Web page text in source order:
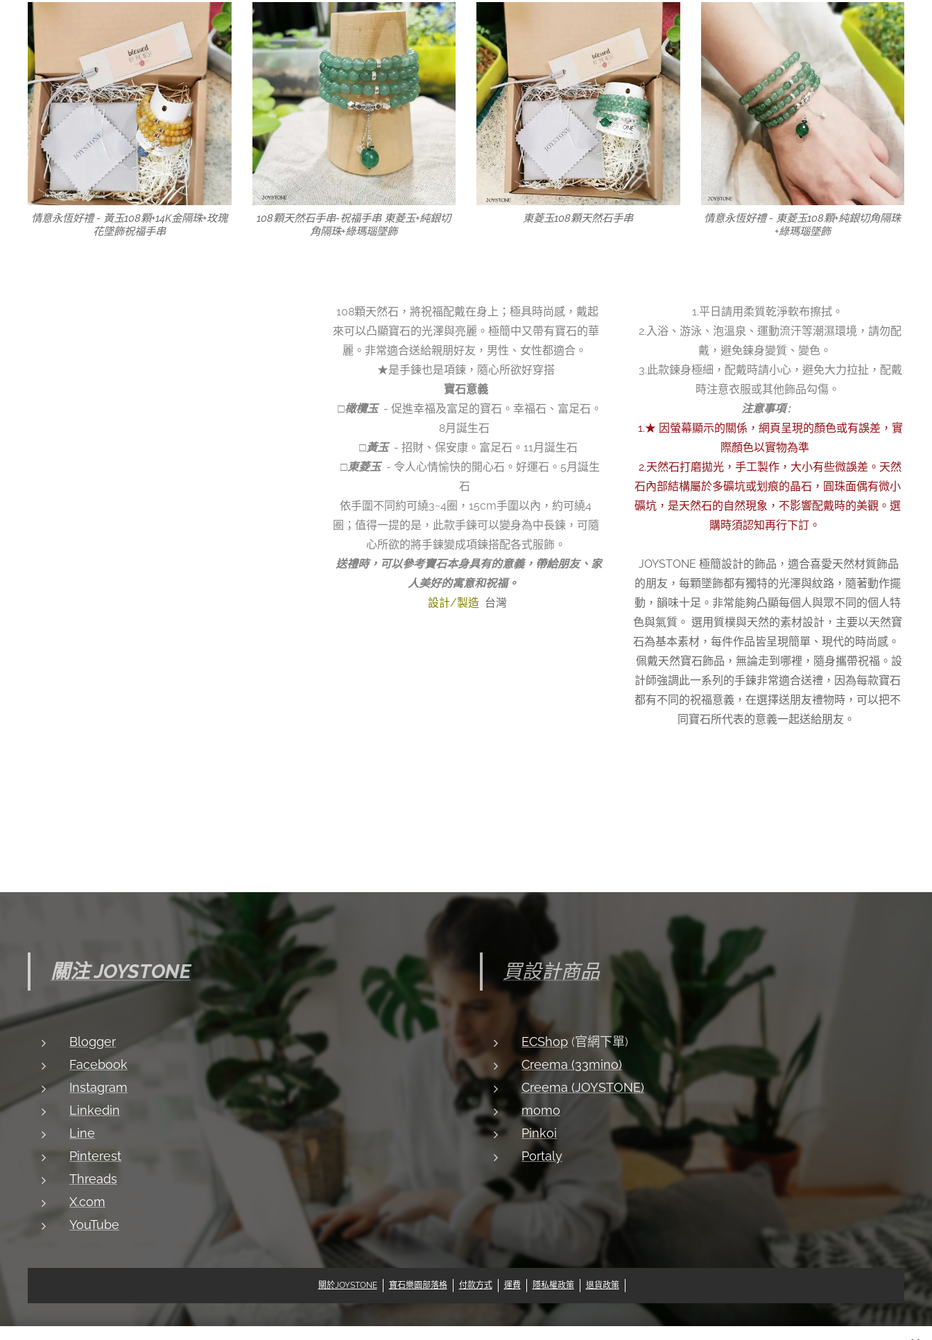
情意永恆好禮 - 黃玉108顆+14K金隔珠+玫瑰
花墜飾祝福手串
108顆天然石手串-祝福手串 東菱玉+純銀切
角隔珠+綠瑪瑙墜飾
東菱玉108顆天然石手串
情意永恆好禮 - 東菱玉108顆+純銀切角隔珠
+綠瑪瑙墜飾
108顆天然石，將祝福配戴在身上；極具時尚感，戴起
來可以凸顯寶石的光澤與亮麗。極簡中又帶有寶石的華
麗。非常適合送給親朋好友，男性、女性都適合。
★是手鍊也是項鍊，隨心所欲好穿搭
寶石意義
□橄欖玉 - 促進幸福及富足的寶石。幸福石、富足石。
8月誕生石
□黃玉 - 招財、保安康。富足石。11月誕生石
□東菱玉 - 令人心情愉快的開心石。好運石。5月誕生
石
依手圍不同約可繞3~4圈，15cm手圍以內，約可繞4
圈；值得一提的是，此款手鍊可以變身為中長鍊，可隨
心所欲的將手鍊變成項鍊搭配各式服飾。
送禮時，可以參考寶石本身具有的意義，帶給朋友、家
人美好的寓意和祝福。
設計/製造 台灣
1.平日請用柔質乾淨軟布擦拭。
2.入浴、游泳、泡溫泉、運動流汗等潮濕環境，請勿配
戴，避免鍊身變質、變色。
3.此款鍊身極細，配戴時請小心，避免大力拉扯，配戴
時注意衣服或其他飾品勾傷。
注意事項 :
1.★ 因螢幕顯示的關係，網頁呈現的顏色或有誤差，實
際顏色以實物為準
2.天然石打磨拋光，手工製作，大小有些微誤差。天然
石內部結構屬於多礦坑或划痕的晶石，圓珠面偶有微小
礦坑，是天然石的自然現象，不影響配戴時的美觀。選
購時須認知再行下訂。
JOYSTONE 極簡設計的飾品，適合喜愛天然材質飾品
的朋友，每顆墜飾都有獨特的光澤與紋路，隨著動作擺
動，韻味十足。非常能夠凸顯每個人與眾不同的個人特
色與氣質。 選用質樸與天然的素材設計，主要以天然寶
石為基本素材，每件作品皆呈現簡單、現代的時尚感。
佩戴天然寶石飾品，無論走到哪裡，隨身攜帶祝福。設
計師強調此一系列的手鍊非常適合送禮，因為每款寶石
都有不同的祝福意義，在選擇送朋友禮物時，可以把不
同寶石所代表的意義一起送給朋友。
關注 JOYSTONE
Blogger
Facebook
Instagram
Linkedin
Line
Pinterest
Threads
X.com
YouTube
買設計商品
ECShop (官網下單)
Creema (33mino)
Creema (JOYSTONE)
momo
Pinkoi
Portaly
關於JOYSTONE 寶石樂園部落格 付款方式 運費 隱私權政策 退貨政策